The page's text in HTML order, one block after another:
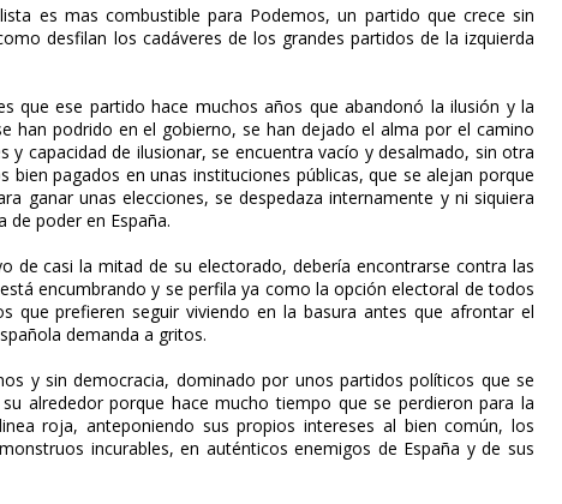
es mas combustible para Podemos, un partido que crece sin
desfilan los cadáveres de los grandes partidos de la izquierda
que ese partido hace muchos años que abandonó la ilusión y la
han podrido en el gobierno, se han dejado el alma por el camino
capacidad de ilusionar, se encuentra vacío y desalmado, sin otra
pagados en unas instituciones públicas, que se alejan porque
ganar unas elecciones, se despedaza internamente y ni siquiera
de poder en España.
de casi la mitad de su electorado, debería encontrarse contra las
encumbrando y se perfila ya como la opción electoral de todos
que prefieren seguir viviendo en la basura antes que afrontar el
demanda a gritos.
y sin democracia, dominado por unos partidos políticos que se
alrededor porque hace mucho tiempo que se perdieron para la
roja, anteponiendo sus propios intereses al bien común, los
incurables, en auténticos enemigos de España y de sus